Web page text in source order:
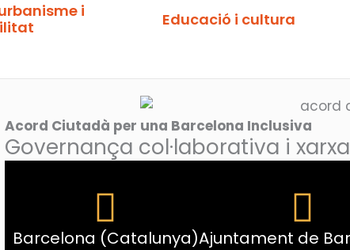
i
Educació i cultura
Acord Ciutadà per una Barcelona Inclusiva
Governança col·laborativa i
Barcelona (Catalunya)Ajuntament de